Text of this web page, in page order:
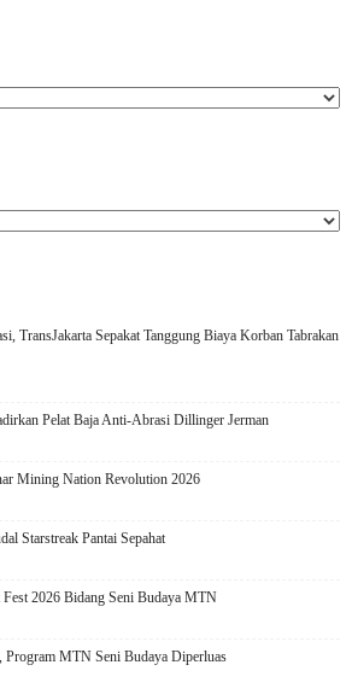
TransJakarta Sepakat Tanggung Biaya Korban Tabrakan
Pelat Baja Anti-Abrasi Dillinger Jerman
Mining Nation Revolution 2026
Starstreak Pantai Sepahat
Fest 2026 Bidang Seni Budaya MTN
Program MTN Seni Budaya Diperluas